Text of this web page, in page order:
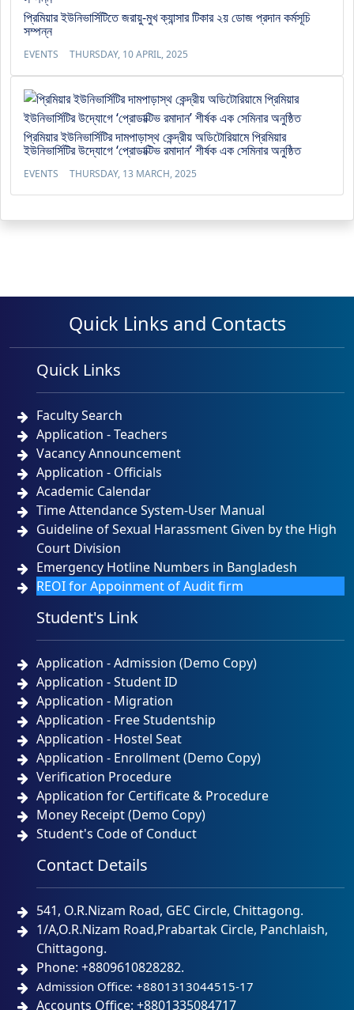
প্রিমিয়ার ইউনিভার্সিটিতে জরায়ু-মুখ ক্যান্সার টিকার ২য় ডোজ প্রদান কর্মসূচি
সম্পন্ন
EVENTS THURSDAY, 10 APRIL, 2025
প্রিমিয়ার ইউনিভার্সিটির দামপাড়াস্থ কেন্দ্রীয় অডিটোরিয়ামে প্রিমিয়ার
ইউনিভার্সিটির উদ্যোগে ‘প্রোডাক্টিভ রমাদান’ শীর্ষক এক সেমিনার অনুষ্ঠিত
EVENTS THURSDAY, 13 MARCH, 2025
Quick Links and Contacts
Quick Links
Faculty Search
Application - Teachers
Vacancy Announcement
Application - Officials
Academic Calendar
Time Attendance System-User Manual
Guideline of Sexual Harassment Given by the High
Court Division
Emergency Hotline Numbers in Bangladesh
REOI for Appoinment of Audit firm
Student's Link
Application - Admission (Demo Copy)
Application - Student ID
Application - Migration
Application - Free Studentship
Application - Hostel Seat
Application - Enrollment (Demo Copy)
Verification Procedure
Application for Certificate & Procedure
Money Receipt (Demo Copy)
Student's Code of Conduct
Contact Details
541, O.R.Nizam Road, GEC Circle, Chittagong.
1/A,O.R.Nizam Road,Prabartak Circle, Panchlaish,
Chittagong.
Phone: +8809610828282.
Admission Office: +8801313044515-17
Accounts Office: +8801335084717